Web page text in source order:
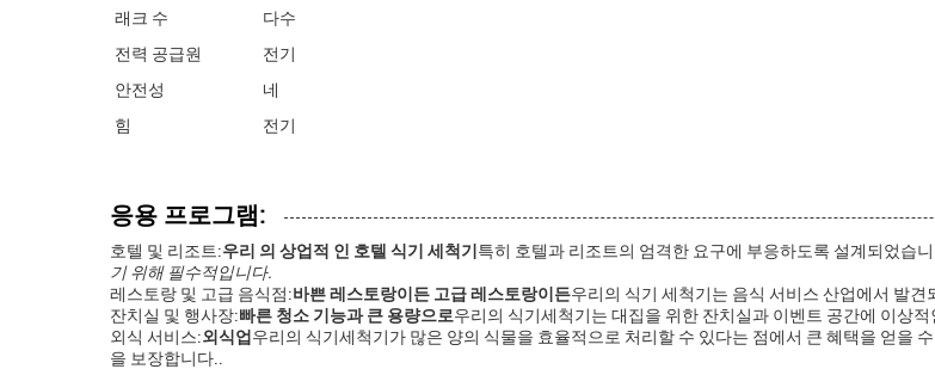
래크 수
다수
전력 공급원
전기
안전성
네
힘
전기
응용 프로그램:
호텔 및 리조트:우리 의 상업적 인 호텔 식기 세척기 특히 호텔과 리조트의 엄격한 요구에 부응하도록 설계되었습니
기 위해 필수적입니다.
레스토랑 및 고급 음식점:바쁜 레스토랑이든 고급 레스토랑이든우리의 식기 세척기는 음식 서비스 산업에서 발
잔치실 및 행사장:빠른 청소 기능과 큰 용량으로우리의 식기세척기는 대집을 위한 잔치실과 이벤트 공간에 이상
외식 서비스:외식업 우리의 식기세척기가 많은 양의 식물을 효율적으로 처리할 수 있다는 점에서 큰 혜택을 얻을
을 보장합니다..